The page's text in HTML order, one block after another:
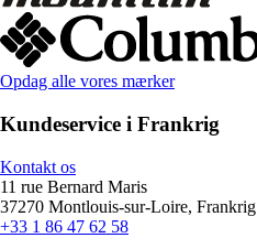
Opdag alle vores mærker
Kundeservice i Frankrig
Kontakt os
11 rue Bernard Maris
37270 Montlouis-sur-Loire, Frankrig
+33 1 86 47 62 58